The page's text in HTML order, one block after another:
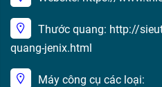
Thước quang: http://
quang-jenix.html
Máy công cụ các loại: